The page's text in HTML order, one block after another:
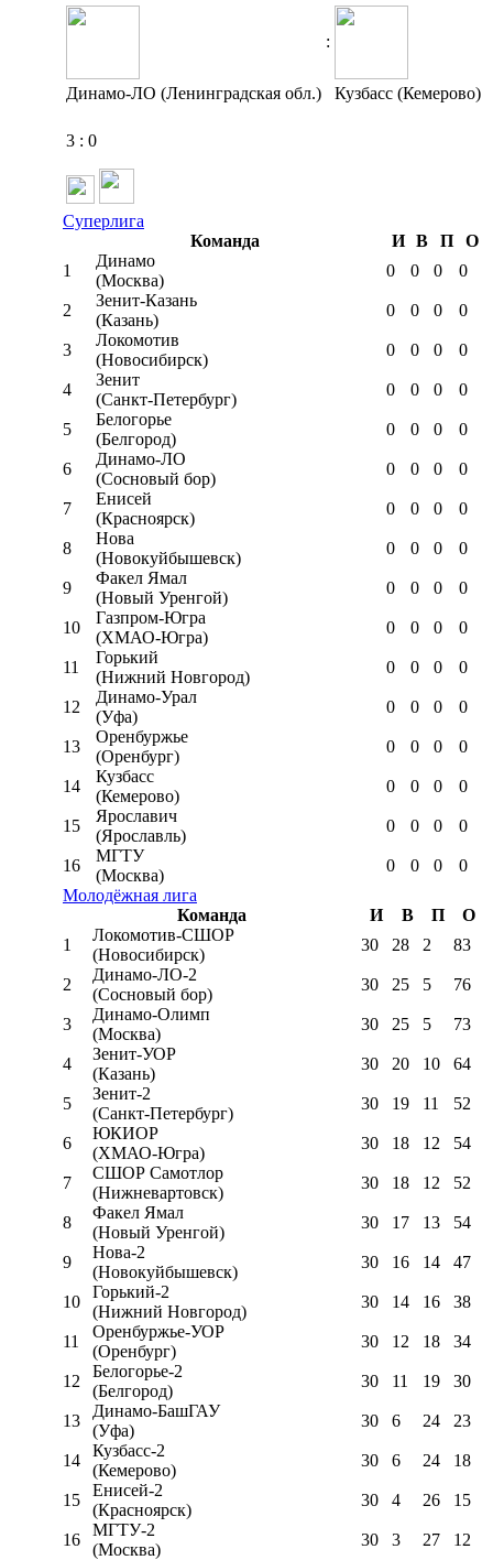
:
Динамо-ЛО (Ленинградская обл.) Кузбасс (Кемерово)
3 : 0
Суперлига
Команда
И В П
О
1
Динамо
(Москва)
0 0 0 0
2
Зенит-Казань
(Казань)
0 0 0 0
3
Локомотив
(Новосибирск)
0 0 0 0
4
Зенит
(Санкт-Петербург)
0 0 0 0
5
Белогорье
(Белгород)
0 0 0 0
6
Динамо-ЛО
(Сосновый бор)
0 0 0 0
7
Енисей
(Красноярск)
0 0 0 0
8
Нова
(Новокуйбышевск)
0 0 0 0
9
Факел Ямал
(Новый Уренгой)
0 0 0 0
10
Газпром-Югра
(ХМАО-Югра)
0 0 0 0
11
Горький
(Нижний Новгород)
0 0 0 0
12
Динамо-Урал
(Уфа)
0 0 0 0
13
Оренбуржье
(Оренбург)
0 0 0 0
14
Кузбасс
(Кемерово)
0 0 0 0
15
Ярославич
(Ярославль)
0 0 0 0
16
МГТУ
(Москва)
0 0 0
0
Молодёжная лига
Команда
И В П
О
1
Локомотив-CШОР
(Новосибирск)
30 28 2 83
2
Динамо-ЛО-2
(Сосновый бор)
30 25 5 76
3
Динамо-Олимп
(Москва)
30 25 5 73
4
Зенит-УОР
(Казань)
30 20 10 64
5
Зенит-2
(Санкт-Петербург)
30 19 11 52
6
ЮКИОР
(ХМАО-Югра)
30 18 12 54
7
СШОР Самотлор
(Нижневартовск)
30 18 12 52
8
Факел Ямал
(Новый Уренгой)
30 17 13 54
9
Нова-2
(Новокуйбышевск)
30 16 14 47
10
Горький-2
(Нижний Новгород)
30 14 16 38
11
Оренбуржье-УОР
(Оренбург)
30 12 18 34
12
Белогорье-2
(Белгород)
30 11 19 30
13
Динамо-БашГАУ
(Уфа)
30 6 24 23
14
Кузбасс-2
(Кемерово)
30 6 24 18
15
Енисей-2
(Красноярск)
30 4 26 15
16
МГТУ-2
(Москва)
30 3 27 12